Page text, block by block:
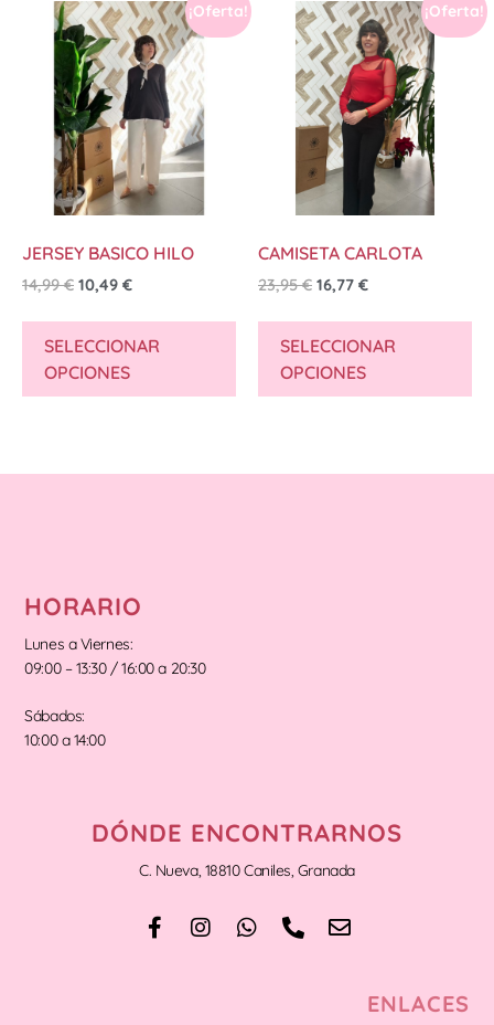
¡Oferta!
JERSEY BASICO HILO
14,99€ 10,49 €
SELECCIONAR
OPCIONES
¡Oferta!
CAMISETA CARLOTA
23,95€ 16,77 €
SELECCIONAR
OPCIONES
HORARIO
Lunes a Viernes:
09:00 – 13:30 / 16:00 a 20:30
Sábados:
10:00 a 14:00
DÓNDE ENCONTRARNOS
C. Nueva, 18810 Caniles, Granada
ENLACES